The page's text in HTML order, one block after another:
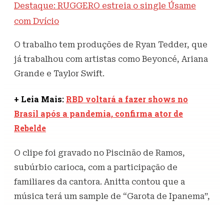
Destaque: RUGGERO estreia o single Úsame
com Dvício
O trabalho tem produções de Ryan Tedder, que
já trabalhou com artistas como Beyoncé, Ariana
Grande e Taylor Swift.
+ Leia Mais: RBD voltará a fazer shows no
Brasil após a pandemia, confirma ator de
Rebelde
O clipe foi gravado no Piscinão de Ramos,
subúrbio carioca, com a participação de
familiares da cantora. Anitta contou que a
música terá um sample de “Garota de Ipanema”,